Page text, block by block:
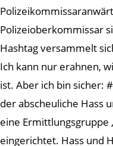
Polizeioberkommissar
Hashtag versammelt
Ich kann nur erahnen,
ist. Aber ich bin sicher:
der abscheuliche Hass
eine Ermittlungsgruppe
eingerichtet. Hass und